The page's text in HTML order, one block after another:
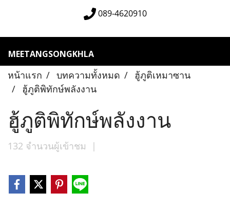
089-4620910
MEETANGSONGKHLA
หน้าแรก บทความทั้งหมด
ฮู้ภูติเหมาซาน
ฮู้ภูติพิทักษ์พลังงาน
ฮู้ภูติพิทักษ์พลังงาน
132 จำนวนผู้เข้าชม |